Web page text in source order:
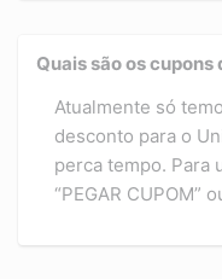
Quais são os
Atualmente só
desconto para o
perca tempo. Para
“PEGAR CUPOM”